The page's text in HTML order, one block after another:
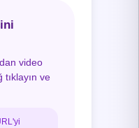
video
tıklayın ve